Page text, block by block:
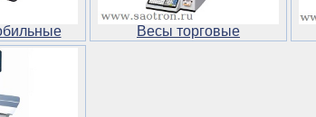
Весы торговые